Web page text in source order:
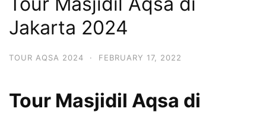
Jakarta 2024
TOUR AQSA 2024 · FEBRUARY 17, 2022
Tour Masjidil Aqsa di